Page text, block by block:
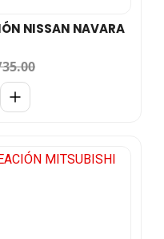
NISSAN NAVARA